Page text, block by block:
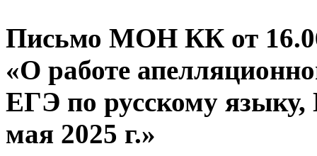
Письмо МОН КК от
«О работе
ЕГЭ по русскому
мая 2025 г.»